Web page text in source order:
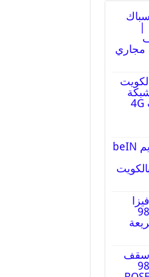
|
مجاري
الجوال والإنترنت 4G
جهاز بي ان ستريم beIN
سقف